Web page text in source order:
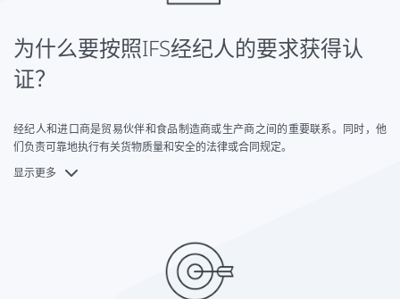
为什么要按照IFS经纪人的要求获得认
证？
经纪人和进口商是贸易伙伴和食品制造商或生产商之间的重要联系。同时，他
们负责可靠地执行有关货物质量和安全的法律或合同规定。
在全球化的过程中，单个供应链以及整个价值链都受到越来越复杂的法规约
省了宝贵的时间。此外，可以更快选择供应商，因为每个人都可以依赖相同的
IFS经纪人证书对外部世界也有好处。例如，公司将自己作为贸易中值得信赖的
显示更多